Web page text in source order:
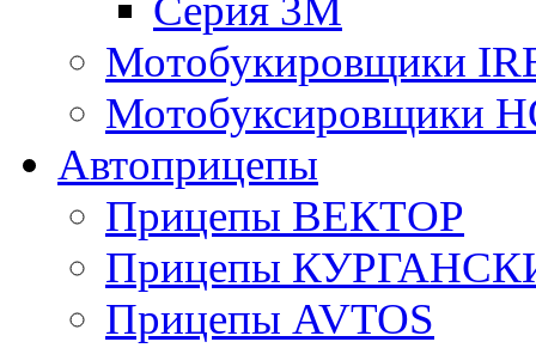
Серия 3М
Мотобукировщики
Мотобуксировщики
Автоприцепы
Прицепы ВЕКТОР
Прицепы
Прицепы AVTOS